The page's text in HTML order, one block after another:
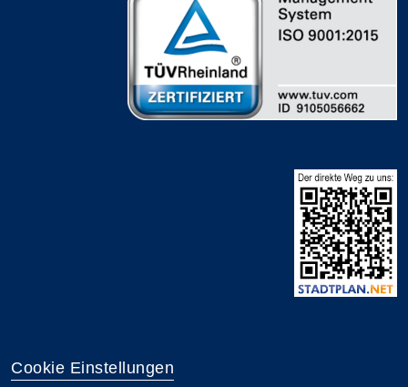
Cookie Einstellungen